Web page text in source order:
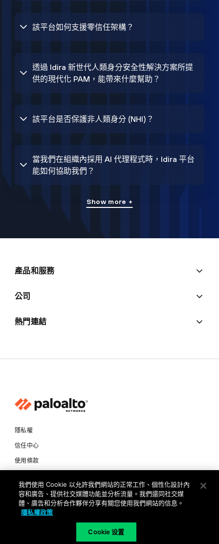
該平台如何支援零信任架構？
透過 Idira 新世代人類身分安全性解決方案所提
供的現代化 PAM，能帶來什麼幫助？
該平台是否保護非人類身分 (NHI)？
當我們在組織內採用 AI 代理程式時，Idira 平台
能如何協助我們？
Show more +
產品和服務
公司
熱門連結
隱私權
信任中心
使用條款
Copyright © 2026 Palo Alto Networks. All Rights Reserved
我們使用 Cookie 以允許我們網站的正常工作、個性化設計內
容和廣告、提供社交媒體功能並分析流量。我們還同社交媒
體、廣告和分析合作夥伴分享有關您使用我們網站的信息。
隱私權政策
Cookie 设置